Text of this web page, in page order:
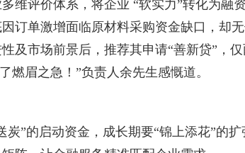
评价体系，将企业 “软实力”转化为融
订单激增面临原材料采购资金缺口，却
及市场前景后，推荐其申请“善新贷”，
燃眉之急！”负责人余先生感慨道。
的启动资金，成长期要“锦上添花”的扩